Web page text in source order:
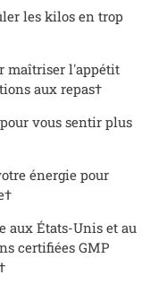
les kilos en trop
maîtriser l'appétit
aux repas†
vous sentir plus
énergie pour
aux États-Unis et au
certifiées GMP